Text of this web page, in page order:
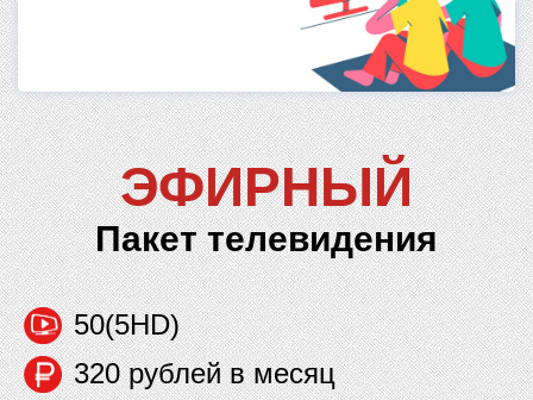
ЭФИРНЫЙ
Пакет телевидения
50(5HD)
320 рублей в месяц